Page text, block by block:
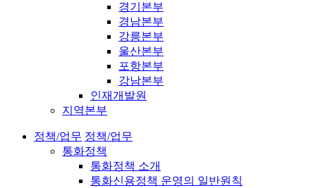
경기본부
경남본부
강릉본부
울산본부
포항본부
강남본부
인재개발원
지역본부
정책/업무 정책/업무
통화정책
통화정책 소개
통화신용정책 운영의 일반원칙